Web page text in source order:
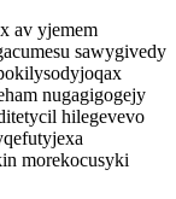
av yjemem
sawygivedy
nugagigogejy
hilegevevo
morekocusyki